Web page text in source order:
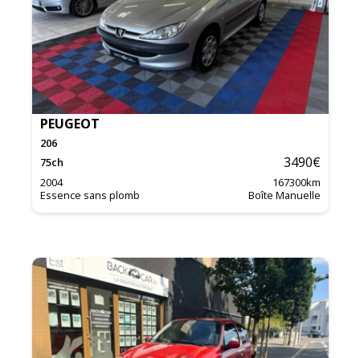
PEUGEOT
206
75ch 3490€
2004 167300km
Essence sans plomb
Boîte Manuelle